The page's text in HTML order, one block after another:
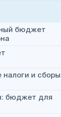
бюджет
налоги и сборы
бюджет для